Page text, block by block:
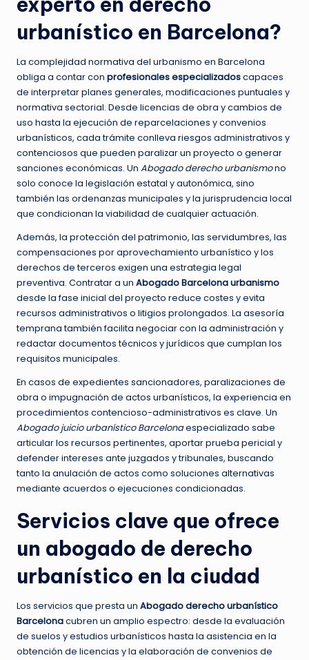
urbanístico en Barcelona?
La complejidad normativa del urbanismo en Barcelona
obliga a contar con profesionales especializadoscapaces
de interpretar planes generales, modificaciones puntuales y
normativa sectorial. Desde licencias de obra y cambios de
uso hasta la ejecución de reparcelaciones y convenios
urbanísticos, cada trámite conlleva riesgos administrativos y
contenciosos que pueden paralizar un proyecto o generar
sanciones económicas. Un Abogado derecho urbanismono
solo conoce la legislación estatal y autonómica, sino
también las ordenanzas municipales y la jurisprudencia local
que condicionan la viabilidad de cualquier actuación.
Además, la protección del patrimonio, las servidumbres, las
compensaciones por aprovechamiento urbanístico y los
derechos de terceros exigen una estrategia legal
preventiva. Contratar a un Abogado Barcelona urbanismo
desde la fase inicial del proyecto reduce costes y evita
recursos administrativos o litigios prolongados. La asesoría
temprana también facilita negociar con la administración y
redactar documentos técnicos y jurídicos que cumplan los
requisitos municipales.
En casos de expedientes sancionadores, paralizaciones de
obra o impugnación de actos urbanísticos, la experiencia en
procedimientos contencioso-administrativos es clave. Un
Abogado juicio urbanístico Barcelonaespecializado sabe
articular los recursos pertinentes, aportar prueba pericial y
defender intereses ante juzgados y tribunales, buscando
tanto la anulación de actos como soluciones alternativas
mediante acuerdos o ejecuciones condicionadas.
Servicios clave que ofrece
un abogado de derecho
urbanístico en la ciudad
Los servicios que presta un Abogado derecho urbanístico
Barcelonacubren un amplio espectro: desde la evaluación
de suelos y estudios urbanísticos hasta la asistencia en la
obtención de licencias y la elaboración de convenios de